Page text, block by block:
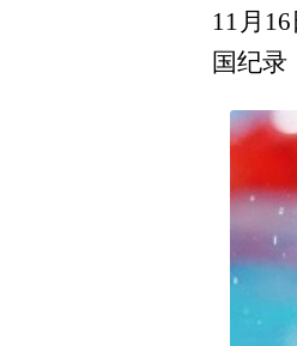
11月
国纪录